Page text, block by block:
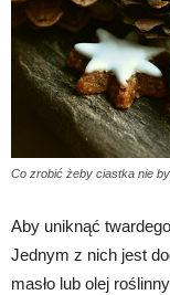
Co zrobić żeby ciastka nie
Aby uniknąć
Jednym z nich jest
masło lub olej